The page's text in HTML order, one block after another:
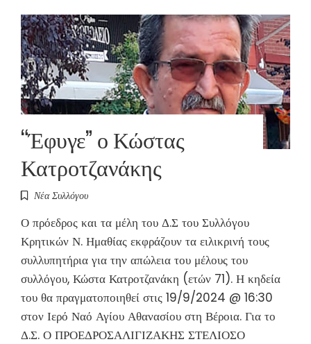
“Έφυγε” ο Κώστας
Κατροτζανάκης
Νέα Συλλόγου
Ο πρόεδρος και τα μέλη του Δ.Σ του Συλλόγου
Κρητικών Ν. Ημαθίας εκφράζουν τα ειλικρινή τους
συλλυπητήρια για την απώλεια του μέλους του
συλλόγου, Κώστα Κατροτζανάκη (ετών 71). Η κηδεία
του θα πραγματοποιηθεί στις 19/9/2024 @ 16:30
στον Ιερό Ναό Αγίου Αθανασίου στη Βέροια. Για το
Δ.Σ. Ο ΠΡΟΕΔΡΟΣΑΛΙΓΙΖΑΚΗΣ ΣΤΕΛΙΟΣΟ